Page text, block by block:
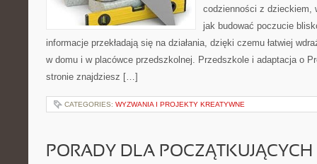
codzienności z dzieckiem,
jak budować poczucie
informacje przekładają się na działania, dzięki czemu łatwiej
w domu i w placówce przedszkolnej. Przedszkole i adaptacja o
stronie znajdziesz […]
CATEGORIES: WYZWANIA I PROJEKTY KREATYWNE
PORADY DLA POCZĄTKUJĄCYCH